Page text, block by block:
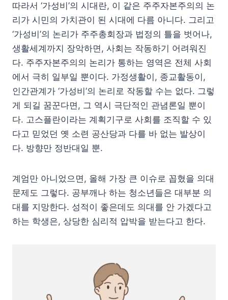
따라서 ‘가성비’의 시대란, 이 같은 주주자본주의의 논
리가 시민의 가치관이 된 시대에 다름 아니다. 그리고
‘가성비’의 논리가 주주총회장과 법정의 틀을 벗어나,
생활세계까지 장악하면, 사회는 작동하기 어려워진
다. 주주자본주의의 논리가 통하는 영역은 전체 사회
에서 극히 일부일 뿐이다. 가정생활이, 종교활동이,
인간관계가 ‘가성비’의 논리로 작동할 수는 없다. 그렇
게 되길 꿈꾼다면, 그 역시 극단적인 관념론일 뿐이
다. 고스플란이라는 계획기구로 사회를 조직할 수 있
다고 믿었던 옛 소련 공산당과 다를 바 없는 발상이
다. 방향만 정반대일 뿐.
계엄만 아니었으면, 올해 가장 큰 이슈로 꼽혔을 의대
문제도 그렇다. 공부깨나 하는 청소년들은 대부분 의
대를 지망한다. 성적이 좋은데도 의대를 안 가겠다고
하는 학생은, 상당한 심리적 압박을 받는다고 한다.